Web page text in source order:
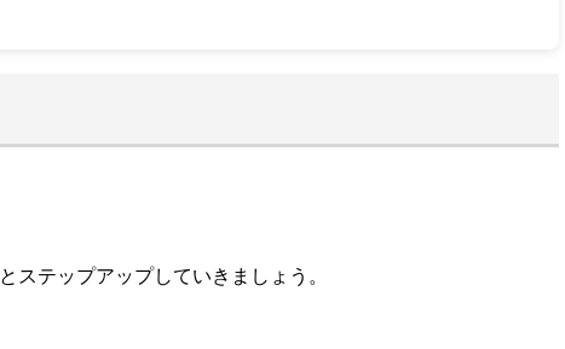
とステップアップしていきましょう。